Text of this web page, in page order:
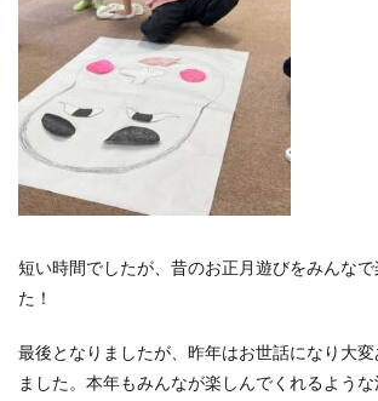
短い時間でしたが、昔のお正月遊びをみんな
た！
最後となりましたが、昨年はお世話になり大
ました。本年もみんなが楽しんでくれるよう